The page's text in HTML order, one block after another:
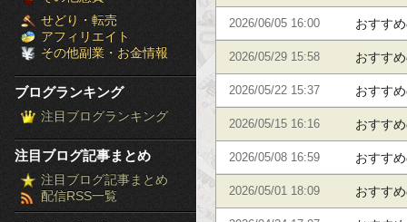
グ
ラ
ン
キ
ン
グ］-
せどり・転売
アフィリエイト
その他副業・お金情報
ブログランキング
注目ブログランキング
注目ブログ記事まとめ
注目ブログ記事まとめ
配信RSS一覧
2026/06/05 16:00 おすす
2026/05/29 15:58 おすす
2026/05/22 15:37 おすす
2026/05/15 16:16 おすす
2026/05/08 16:59 おすす
2026/05/01 18:09 おすす